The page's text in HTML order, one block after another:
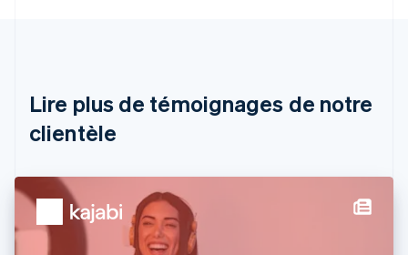
Lire plus de témoignages de notre
clientèle
Brésil
PortuguêsEnglish
Bulgarie
English
Chine continentale
简体中文English
Chypre